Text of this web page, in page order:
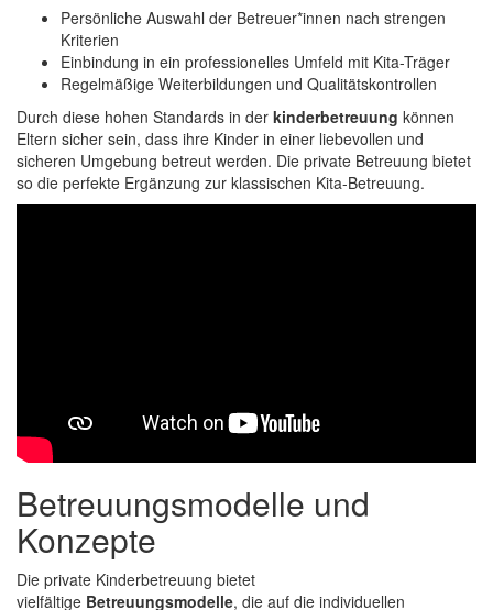
Persönliche Auswahl der Betreuer*innen nach strengen
Kriterien
Einbindung in ein professionelles Umfeld mit Kita-Träger
Regelmäßige Weiterbildungen und Qualitätskontrollen
Durch diese hohen Standards in der kinderbetreuung können
Eltern sicher sein, dass ihre Kinder in einer liebevollen und
sicheren Umgebung betreut werden. Die private Betreuung bietet
so die perfekte Ergänzung zur klassischen Kita-Betreuung.
Betreuungsmodelle und
Konzepte
Die private Kinderbetreuung bietet
vielfältige Betreuungsmodelle, die auf die individuellen